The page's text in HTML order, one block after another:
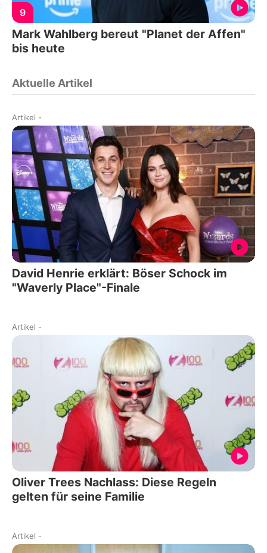
9
Mark Wahlberg bereut "Planet der Affen"
bis heute
Aktuelle Artikel
Artikel -
David Henrie erklärt: Böser Schock im
"Waverly Place"-Finale
Artikel -
Oliver Trees Nachlass: Diese Regeln
gelten für seine Familie
Artikel -